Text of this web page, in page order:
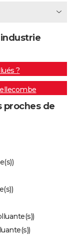
?
proches de